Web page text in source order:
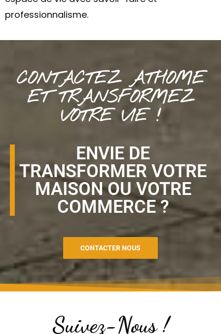
professionnalisme.
CONTACTEZ ATHOME
ET TRANSFORMEZ
VOTRE VIE !
ENVIE DE
TRANSFORMER VOTRE
MAISON OU VOTRE
COMMERCE ?
CONTACTER NOUS
Suivez-Nous !